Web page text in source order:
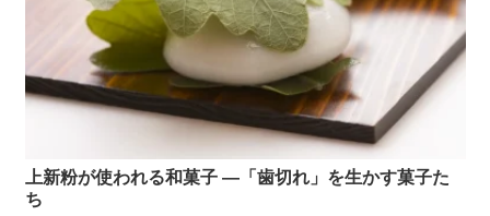
上新粉が使われる和菓子 ―「歯切れ」を生かす菓子た
ち